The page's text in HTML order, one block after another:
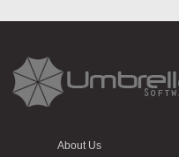
About Us